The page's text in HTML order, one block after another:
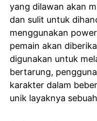
yang dilawan akan
dan sulit untuk
menggunakan
pemain akan
digunakan untuk
bertarung,
karakter dalam
unik layaknya